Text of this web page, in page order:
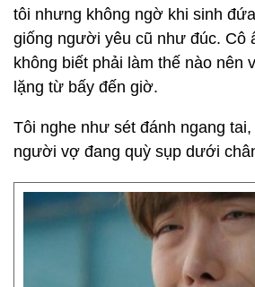
tôi nhưng không ngờ khi sinh
giống người yêu cũ như đúc. Cô
không biết phải làm thế nào nên
lặng từ bấy đến giờ.
Tôi nghe như sét đánh ngang
người vợ đang quỳ sụp dưới